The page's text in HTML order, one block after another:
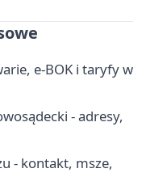
e-BOK i taryfy w
- adresy,
- kontakt, msze,